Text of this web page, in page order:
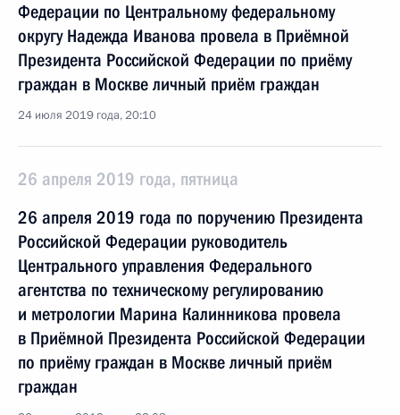
Федерации по Центральному федеральному
округу Надежда Иванова провела в Приёмной
Президента Российской Федерации по приёму
граждан в Москве личный приём граждан
24 июля 2019 года, 20:10
26 апреля 2019 года, пятница
26 апреля 2019 года по поручению Президента
Российской Федерации руководитель
Центрального управления Федерального
агентства по техническому регулированию
и метрологии Марина Калинникова провела
в Приёмной Президента Российской Федерации
по приёму граждан в Москве личный приём
граждан